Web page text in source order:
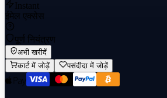
Instant
ईमेल एक्सेस
पूर्ण नियंत्रण
अभी खरीदें
कार्ट में जोड़ें
पसंदीदा में जोड़ें